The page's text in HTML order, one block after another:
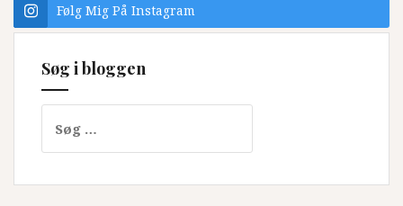
Følg Mig På Instagram
Søg i bloggen
efter: